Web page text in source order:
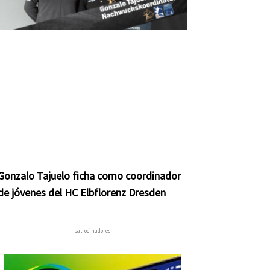
Tajuelo ficha como coordinador
jóvenes del HC Elbflorenz Dresden
– patrocinadores –